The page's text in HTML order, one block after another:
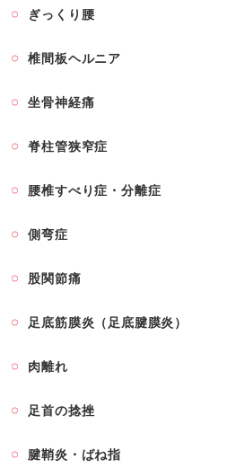
ぎっくり腰
椎間板ヘルニア
坐骨神経痛
脊柱管狭窄症
腰椎すべり症・分離症
側弯症
股関節痛
足底筋膜炎（足底腱膜炎）
肉離れ
足首の捻挫
腱鞘炎・ばね指